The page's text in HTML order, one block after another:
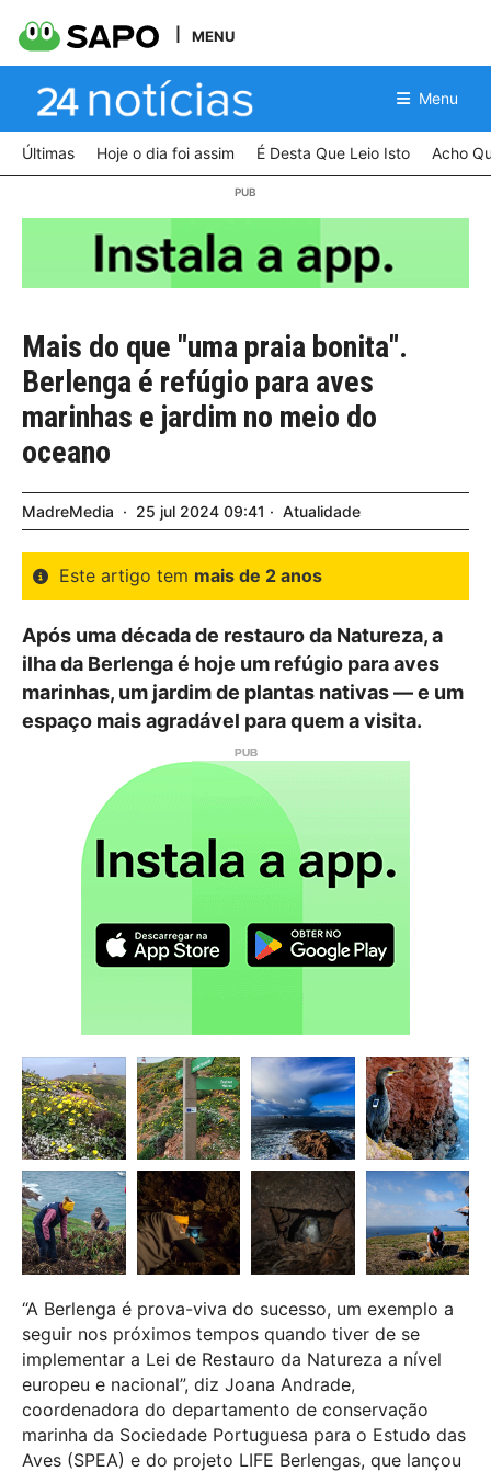
MENU
Menu
Últimas Hoje o dia foi assim É Desta Que Leio Isto Acho
Mais do que "uma praia bonita".
Berlenga é refúgio para aves
marinhas e jardim no meio do
oceano
MadreMedia 25 jul 2024 09:41 Atualidade
Este artigo tem mais de 2 anos
Após uma década de restauro da Natureza, a
ilha da Berlenga é hoje um refúgio para aves
marinhas, um jardim de plantas nativas — e um
espaço mais agradável para quem a visita.
“A Berlenga é prova-viva do sucesso, um exemplo a
seguir nos próximos tempos quando tiver de se
implementar a Lei de Restauro da Natureza a nível
europeu e nacional”, diz Joana Andrade,
coordenadora do departamento de conservação
marinha da Sociedade Portuguesa para o Estudo das
Aves (SPEA) e do projeto LIFE Berlengas, que lançou